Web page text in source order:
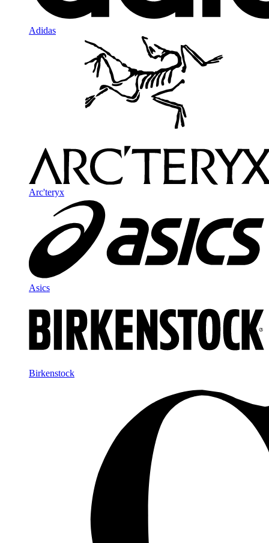
Adidas
Arc'teryx
Asics
Birkenstock